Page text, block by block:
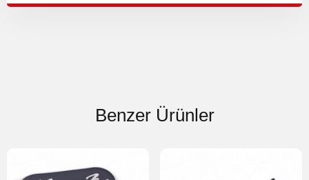
Benzer Ürünler